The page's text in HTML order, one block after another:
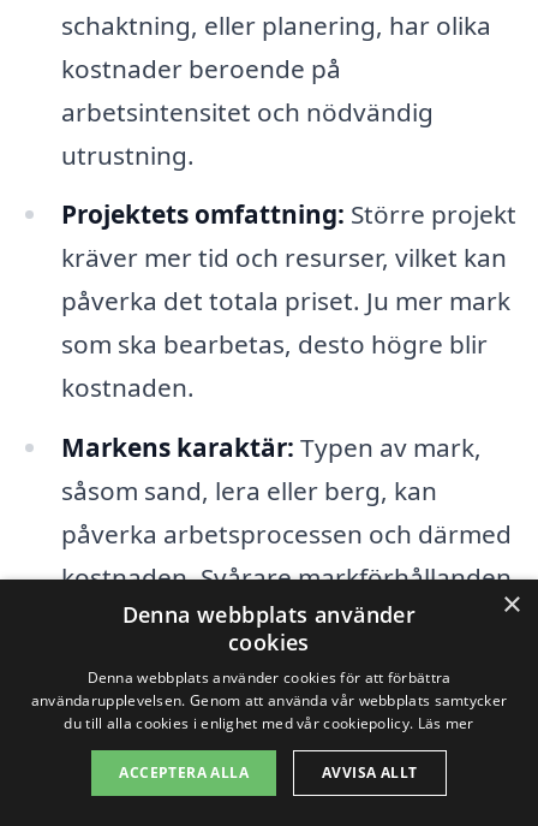
schaktning, eller planering, har olika
kostnader beroende på
arbetsintensitet och nödvändig
utrustning.
Projektets omfattning: Större projekt
kräver mer tid och resurser, vilket kan
påverka det totala priset. Ju mer mark
som ska bearbetas, desto högre blir
kostnaden.
Markens karaktär: Typen av mark,
såsom sand, lera eller berg, kan
påverka arbetsprocessen och därmed
kostnaden. Svårare markförhållanden
kräver ofta specialutrustning och mer
arbetskraft.
Utrustning:Kostnaden för att hyra
eller använda specifik utrustning
×
Denna webbplats använder
cookies
Denna webbplats använder cookies för att förbättra
användarupplevelsen. Genom att använda vår webbplats samtycker
du till alla cookies i enlighet med vår cookiepolicy. Läs mer
ACCEPTERA ALLA AVVISA ALLT